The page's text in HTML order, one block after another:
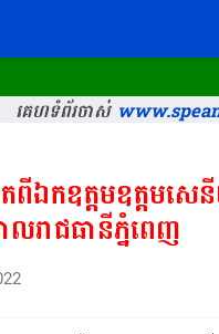
គេហទំព័រចាស់
ឯកឧត្តមឧត្តមស
លរាជធានីភ្នំពេញ